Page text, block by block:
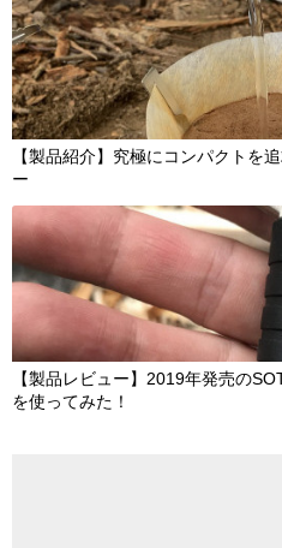
【製品紹介】究極にコンパクトを
ー
【製品レビュー】2019年発売の
を使ってみた！